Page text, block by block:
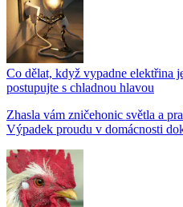
Co dělat, když vypadne elektřina
postupujte s chladnou hlavou
Zhasla vám zničehonic světla a
Výpadek proudu v domácnosti